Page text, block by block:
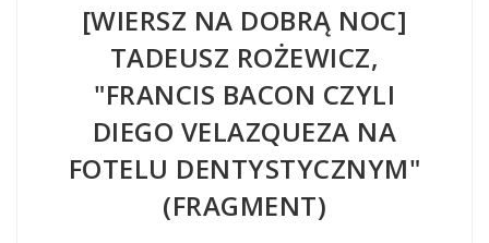
[WIERSZ NA DOBRĄ NOC]
TADEUSZ ROŻEWICZ,
"FRANCIS BACON CZYLI
DIEGO VELAZQUEZA NA
FOTELU DENTYSTYCZNYM"
(FRAGMENT)